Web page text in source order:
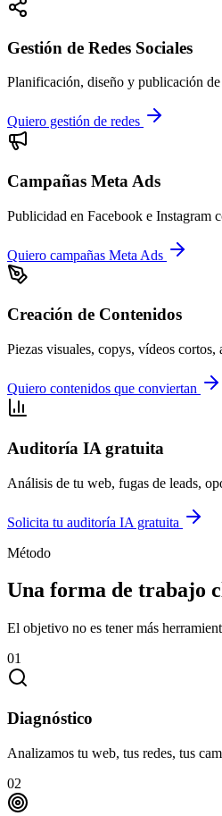
Gestión de Redes Sociales
Planificación, diseño y publicación
Quiero gestión de redes
Campañas Meta Ads
Publicidad en Facebook e Instagram
Quiero campañas Meta Ads
Creación de Contenidos
Piezas visuales, copys, vídeos
Quiero contenidos que conviertan
Auditoría IA gratuita
Análisis de tu web, fugas de leads,
Solicita tu auditoría IA gratuita
Método
Una forma de trabajo
El objetivo no es tener más
01
Diagnóstico
Analizamos tu web, tus redes, tus
02